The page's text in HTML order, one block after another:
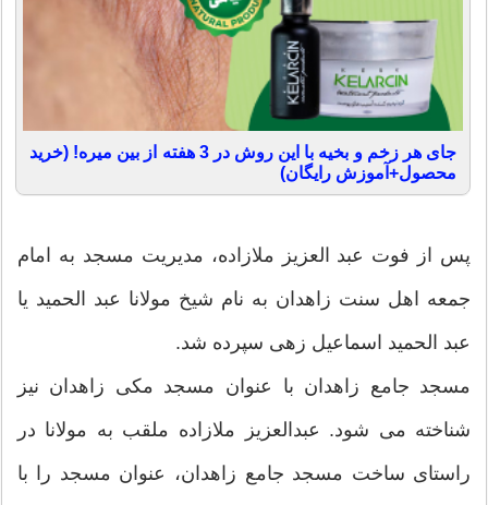
جای هر زخم و بخیه با این روش در 3 هفته از بین میره! (خرید
محصول+آموزش رایگان)
پس از فوت عبد العزیز ملازاده، مدیریت مسجد به امام
جمعه اهل سنت زاهدان به نام شیخ مولانا عبد الحمید یا
عبد الحمید اسماعیل زهی سپرده شد.
مسجد جامع زاهدان با عنوان مسجد مکی زاهدان نیز
شناخته می شود. عبدالعزیز ملازاده ملقب به مولانا در
راستای ساخت مسجد جامع زاهدان، عنوان مسجد را با